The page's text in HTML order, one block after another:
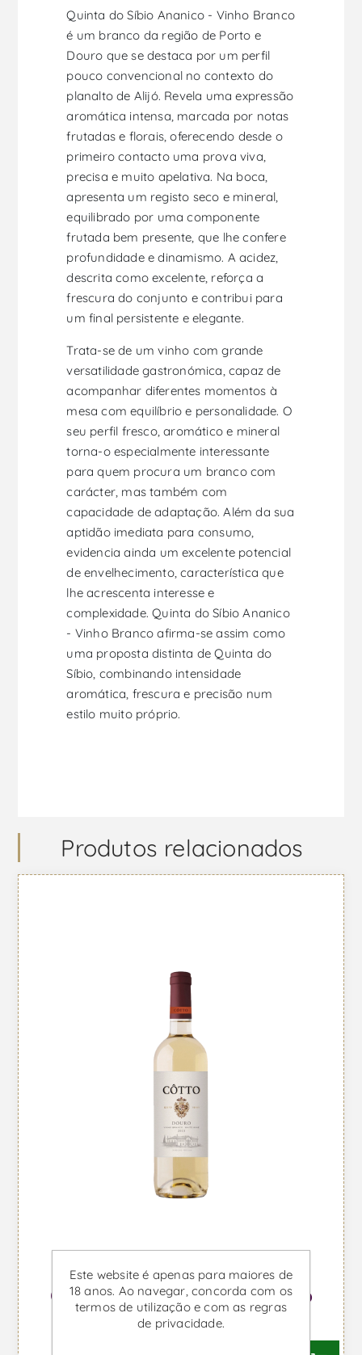
Quinta do Síbio Ananico - Vinho Branco
é um branco da região de Porto e
Douro que se destaca por um perfil
pouco convencional no contexto do
planalto de Alijó. Revela uma expressão
aromática intensa, marcada por notas
frutadas e florais, oferecendo desde o
primeiro contacto uma prova viva,
precisa e muito apelativa. Na boca,
apresenta um registo seco e mineral,
equilibrado por uma componente
frutada bem presente, que lhe confere
profundidade e dinamismo. A acidez,
descrita como excelente, reforça a
frescura do conjunto e contribui para
um final persistente e elegante.
Trata-se de um vinho com grande
versatilidade gastronómica, capaz de
acompanhar diferentes momentos à
mesa com equilíbrio e personalidade. O
seu perfil fresco, aromático e mineral
torna-o especialmente interessante
para quem procura um branco com
carácter, mas também com
capacidade de adaptação. Além da sua
aptidão imediata para consumo,
evidencia ainda um excelente potencial
de envelhecimento, característica que
lhe acrescenta interesse e
complexidade. Quinta do Síbio Ananico
- Vinho Branco afirma-se assim como
uma proposta distinta de Quinta do
Síbio, combinando intensidade
aromática, frescura e precisão num
estilo muito próprio.
Produtos relacionados
Quinta do Côtto - Vinho Branco
Desde €7,04 IVA incl.
Este website é apenas para maiores de
18 anos. Ao navegar, concorda com os
termos de utilização e com as regras
de privacidade.